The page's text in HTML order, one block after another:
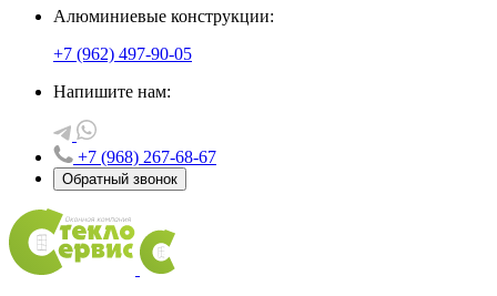
Алюминиевые конструкции:
+7 (962) 497-90-05
Напишите нам:
+7 (968) 267-68-67
Обратный звонок